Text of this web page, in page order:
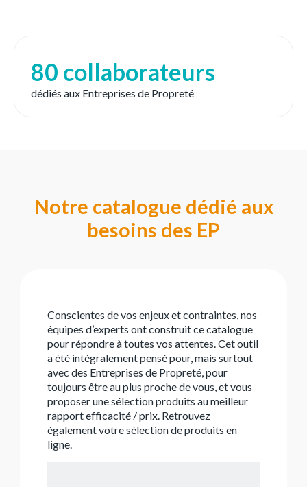
80 collaborateurs
dédiés aux Entreprises de Propreté
Notre catalogue dédié aux
besoins des EP
Conscientes de vos enjeux et contraintes, nos
équipes d’experts ont construit ce catalogue
pour répondre à toutes vos attentes. Cet outil
a été intégralement pensé pour, mais surtout
avec des Entreprises de Propreté, pour
toujours être au plus proche de vous, et vous
proposer une sélection produits au meilleur
rapport efficacité / prix. Retrouvez
également votre sélection de produits en
ligne.